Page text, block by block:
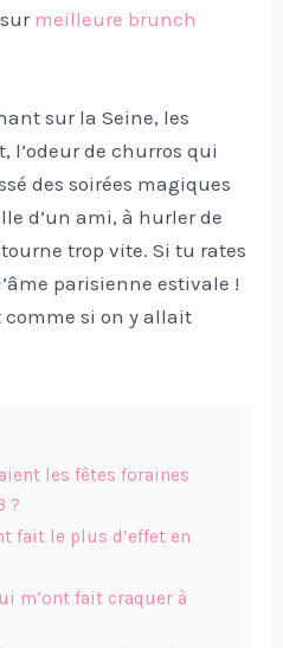
meilleure brunch
sur la Seine, les
l’odeur de churros qui
des soirées magiques
d’un ami, à hurler de
trop vite. Si tu rates
parisienne estivale !
comme si on y allait
les fêtes foraines
?
fait le plus d’effet en
m’ont fait craquer à